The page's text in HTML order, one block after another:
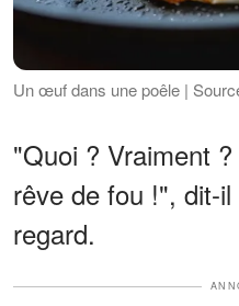
Un œuf dans une poêle |
"Quoi ? Vraiment
rêve de fou !", dit-
regard.